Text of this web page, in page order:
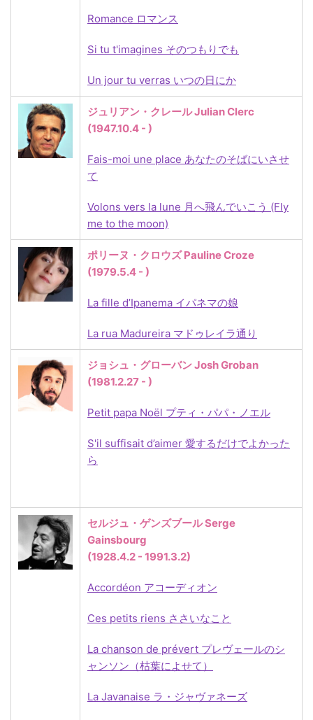
Romance ロマンス
Si tu t'imagines そのつもりでも
Un jour tu verras いつの日にか
ジュリアン・クレール Julian Clerc
(1947.10.4 - )
Fais-moi une place あなたのそばにいさせ
て
Volons vers la lune 月へ飛んでいこう (Fly
me to the moon)
ポリーヌ・クロウズ Pauline Croze
(1979.5.4 - )
La fille d’Ipanema イパネマの娘
La rua Madureira マドゥレイラ通り
ジョシュ・グローバン Josh Groban
(1981.2.27 - )
Petit papa Noël プティ・パパ・ノエル
S'il suffisait d’aimer 愛するだけでよかった
ら
セルジュ・ゲンズブール Serge
Gainsbourg
(1928.4.2 - 1991.3.2)
Accordéon アコーディオン
Ces petits riens ささいなこと
La chanson de prévert プレヴェールのシ
ャンソン（枯葉によせて）
La Javanaise ラ・ジャヴァネーズ